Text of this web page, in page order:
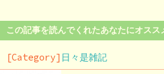
この記事を読んでくれたあなたにオスス
[Category] 日々是雑記